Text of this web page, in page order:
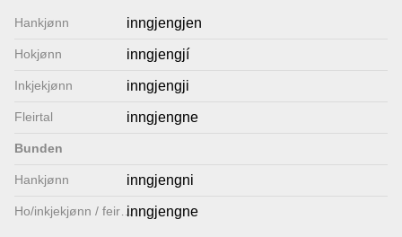
Hankjønn inngjengjen
Hokjønn inngjengjí
Inkjekjønn inngjengji
Fleirtal inngjengne
Bunden
Hankjønn inngjengni
Ho/inkjekjønn / feirtal
inngjengne
Lenkjer
Kontakt
oss